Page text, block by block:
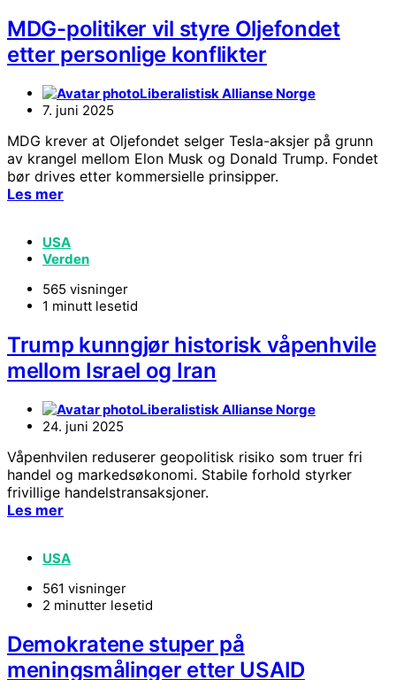
MDG-politiker vil styre Oljefondet
etter personlige konflikter
Liberalistisk Allianse Norge
7. juni 2025
MDG krever at Oljefondet selger Tesla-aksjer på grunn
av krangel mellom Elon Musk og Donald Trump. Fondet
bør drives etter kommersielle prinsipper.
Les mer
USA
Verden
565 visninger
1 minutt lesetid
Trump kunngjør historisk våpenhvile
mellom Israel og Iran
Liberalistisk Allianse Norge
24. juni 2025
Våpenhvilen reduserer geopolitisk risiko som truer fri
handel og markedsøkonomi. Stabile forhold styrker
frivillige handelstransaksjoner.
Les mer
USA
561 visninger
2 minutter lesetid
Demokratene stuper på
meningsmålinger etter USAID